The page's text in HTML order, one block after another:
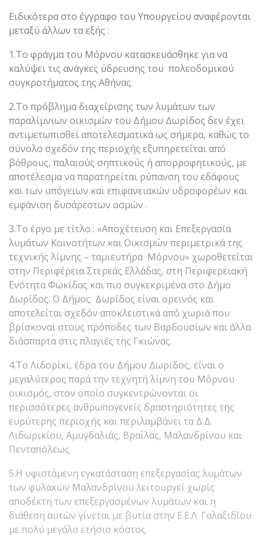
Ειδικότερα στο έγγραφο του Υπουργείου αναφέρονται
μεταξύ άλλων τα εξής :
1.Το φράγμα του Μόρνου κατασκευάσθηκε για να
καλύψει τις ανάγκες ύδρευσης του πολεοδομικού
συγκροτήματος της Αθήνας.
2.Το πρόβλημα διαχείρισης των λυμάτων των
παραλίμνιων οικισμών του Δήμου Δωρίδος δεν έχει
αντιμετωπισθεί αποτελεσματικά ως σήμερα, καθώς το
σύνολο σχεδόν της περιοχής εξυπηρετείται από
βόθρους, παλαιούς σηπτικούς ή απορροφητικούς, με
αποτέλεσμα να παρατηρείται ρύπανση του εδάφους
και των υπόγειων και επιφανειακών υδροφορέων και
εμφάνιση δυσάρεστων οσμών .
3.Το έργο με τίτλο : «Αποχέτευση και Επεξεργασία
λυμάτων Κοινοτήτων και Οικισμών περιμετρικά της
τεχνικής λίμνης – ταμιευτήρα Μόρνου» χωροθετείται
στην Περιφέρεια Στερεάς Ελλάδας, στη Περιφερειακή
Ενότητα Φωκίδας και πιο συγκεκριμένα στο Δήμο
Δωρίδος. Ο Δήμος Δωρίδος είναι ορεινός και
αποτελείται σχεδόν αποκλειστικά από χωριά που
βρίσκοναι στους πρόποδες των Βαρδουσίων και άλλα
διάσπαρτα στις πλαγιές της Γκιώνας.
4.Το Λιδορίκι, έδρα του Δήμου Δωρίδος, είναι ο
μεγαλύτερος παρά την τεχνητή λίμνη του Μόρνου
οικισμός, στον οποίο συγκεντρώνονται οι
περισσότερες ανθρωπογενείς δραστηριότητες της
ευρύτερης περιοχής και περιλαμβάνει τα Δ.Δ.
Λιδωρικίου, Αμυγδαλιάς, Βραΐλας, Μαλανδρίνου και
Πενταπόλεως.
5.Η υφιστάμενη εγκατάσταση επεξεργασίας λυμάτων
των φυλακών Μαλανδρίνου λειτουργεί χωρίς
αποδέκτη των επεξεργασμένων λυμάτων και η
διάθεση αυτών γίνεται με βυτία στην Ε.Ε.Λ. Γαλαξιδίου
με πολύ μεγάλο ετήσιο κόστος.